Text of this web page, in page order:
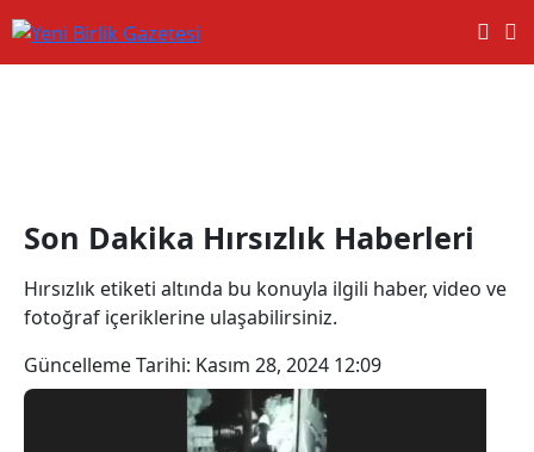
Son Dakika Hırsızlık Haberleri
Hırsızlık etiketi altında bu konuyla ilgili haber, video ve
fotoğraf içeriklerine ulaşabilirsiniz.
Güncelleme Tarihi: Kasım 28, 2024 12:09